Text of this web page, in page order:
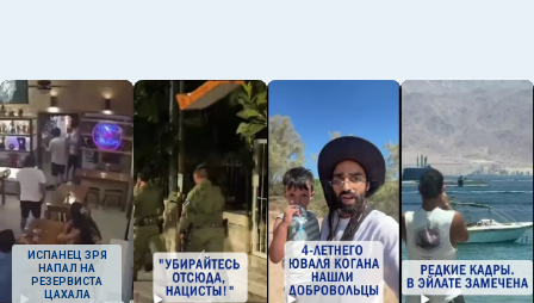
ИСПАНЕЦ ЗРЯ
НАПАЛ НА
РЕЗЕРВИСТА
ЦАХАЛА